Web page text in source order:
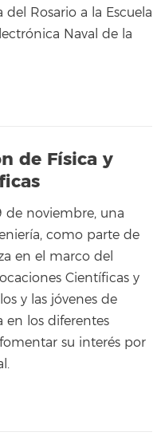
Rosario a la Escuela
Naval de la
de Física y
de noviembre, una
como parte de
en el marco del
Científicas y
y las jóvenes de
en los diferentes
su interés por